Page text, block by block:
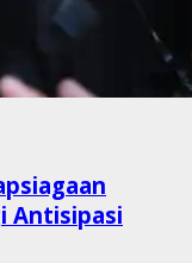
Antisipasi